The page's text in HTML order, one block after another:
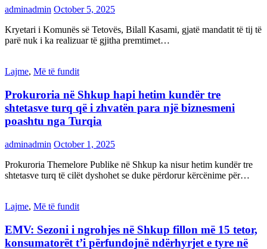
adminadmin October 5, 2025
Kryetari i Komunës së Tetovës, Bilall Kasami, gjatë mandatit të tij të
parë nuk i ka realizuar të gjitha premtimet…
Lajme, Më të fundit
Prokuroria në Shkup hapi hetim kundër tre
shtetasve turq që i zhvatën para një biznesmeni
poashtu nga Turqia
adminadmin October 1, 2025
Prokuroria Themelore Publike në Shkup ka nisur hetim kundër tre
shtetasve turq të cilët dyshohet se duke përdorur kërcënime për…
Lajme, Më të fundit
EMV: Sezoni i ngrohjes në Shkup fillon më 15 tetor,
konsumatorët t’i përfundojnë ndërhyrjet e tyre në